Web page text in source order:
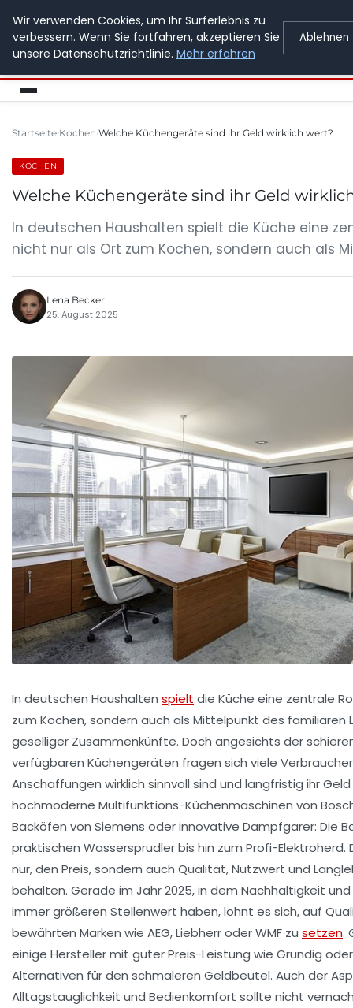
GETOESE IN MOESE
Startseite Kochen Welche Küchengeräte sind ihr Geld wirklich wert?
KOCHEN
Welche Küchengeräte sind ihr Geld
In deutschen Haushalten spielt die Küche eine
nicht nur als Ort zum Kochen, sondern auch als
Lena Becker
25. August 2025
In deutschen Haushalten spielt die Küche eine zentrale
zum Kochen, sondern auch als Mittelpunkt des familiären
geselliger Zusammenkünfte. Doch angesichts der
verfügbaren Küchengeräten fragen sich viele
Anschaffungen wirklich sinnvoll sind und langfristig ihr
hochmoderne Multifunktions-Küchenmaschinen von
Backöfen von Siemens oder innovative Dampfgarer: Die
praktischen Wassersprudler bis hin zum Profi-Elektroherd.
nur, den Preis, sondern auch Qualität, Nutzwert und
behalten. Gerade im Jahr 2025, in dem Nachhaltigkeit und
immer größeren Stellenwert haben, lohnt es sich, auf
bewährten Marken wie AEG, Liebherr oder WMF zu setzen.
einige Hersteller mit guter Preis-Leistung wie Grundig
Alternativen für den schmaleren Geldbeutel. Auch der
Alltagstauglichkeit und Bedienkomfort sollte nicht
Wir verwenden Cookies, um Ihr Surferlebnis zu
verbessern. Wenn Sie fortfahren, akzeptieren Sie
unsere Datenschutzrichtlinie. Mehr erfahren
Ablehnen